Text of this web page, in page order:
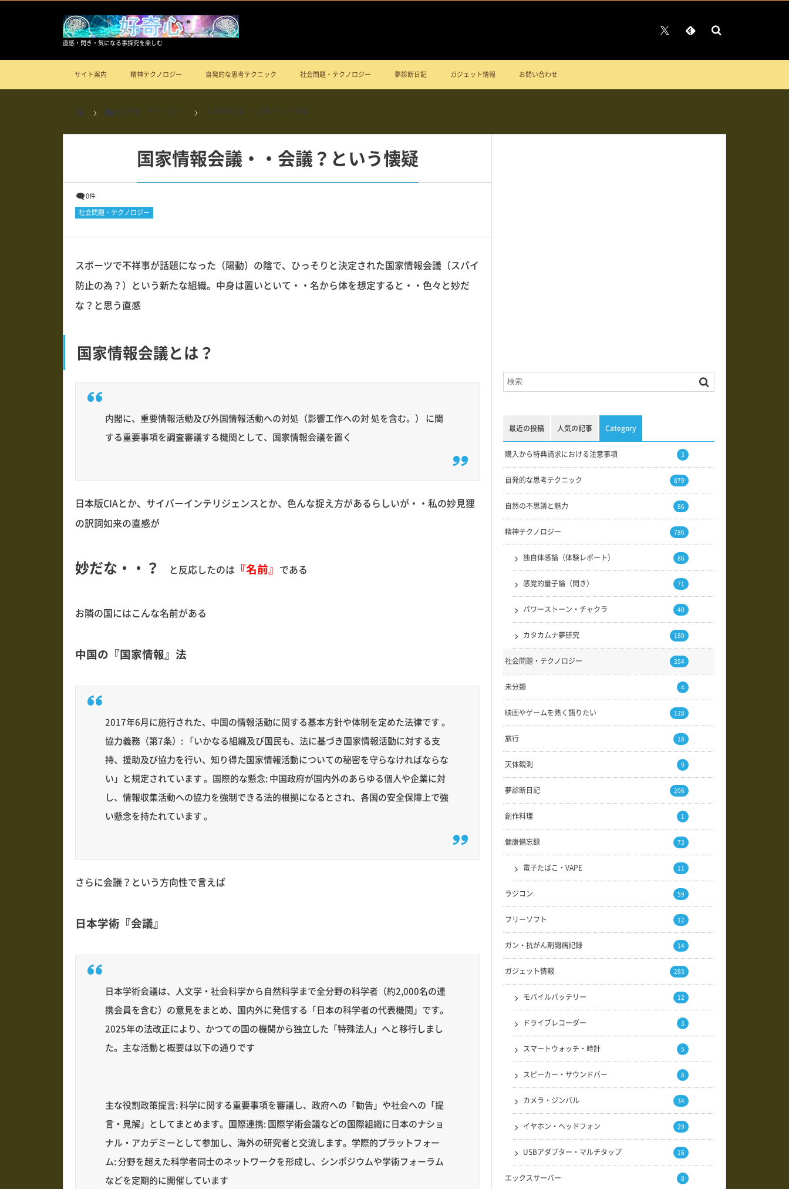
直感・閃き・気になる事探究を楽しむ
サイト案内 精神テクノロジー 自発的な思考テクニック 社会問題・テクノロジー 夢診断日記 ガジェット情報 お問い合わせ
社会問題・テクノロジー 国家情報会議・・会議？という懐疑
国家情報会議・・会議？という懐疑
0件
社会問題・テクノロジー
スポーツで不祥事が話題になった（陽動）の陰で、ひっそりと決定された国家情報会議（スパイ
防止の為？）という新たな組織。中身は置いといて・・名から体を想定すると・・色々と妙だ
な？と思う直感
国家情報会議とは？
内閣に、重要情報活動及び外国情報活動への対処（影響工作への対 処を含む。） に関
する重要事項を調査審議する機関として、国家情報会議を置く
日本版CIAとか、サイバーインテリジェンスとか、色んな捉え方があるらしいが・・私の妙見狸
の訳詞如来の直感が
妙だな・・？ と反応したのは 『名前』 である
お隣の国にはこんな名前がある
中国の『国家情報』法
2017年6月に施行された、中国の情報活動に関する基本方針や体制を定めた法律です 。
協力義務（第7条）: 「いかなる組織及び国民も、法に基づき国家情報活動に対する支
持、援助及び協力を行い、知り得た国家情報活動についての秘密を守らなければならな
い」と規定されています 。国際的な懸念: 中国政府が国内外のあらゆる個人や企業に対
し、情報収集活動への協力を強制できる法的根拠になるとされ、各国の安全保障上で強
い懸念を持たれています 。
さらに会議？という方向性で言えば
日本学術『会議』
日本学術会議は、人文学・社会科学から自然科学まで全分野の科学者（約2,000名の連
携会員を含む）の意見をまとめ、国内外に発信する「日本の科学者の代表機関」です。
2025年の法改正により、かつての国の機関から独立した「特殊法人」へと移行しまし
た。主な活動と概要は以下の通りです
主な役割政策提言: 科学に関する重要事項を審議し、政府への「勧告」や社会への「提
言・見解」としてまとめます。国際連携: 国際学術会議などの国際組織に日本のナショ
ナル・アカデミーとして参加し、海外の研究者と交流します。学際的プラットフォー
ム: 分野を超えた科学者同士のネットワークを形成し、シンポジウムや学術フォーラム
などを定期的に開催しています
最近の投稿 人気の記事 Category
購入から特典請求における注意事項 3
自発的な思考テクニック 879
自然の不思議と魅力 86
精神テクノロジー 786
独自体感論（体験レポート） 86
感覚的量子論（閃き） 71
パワーストーン・チャクラ 40
カタカムナ夢研究 180
社会問題・テクノロジー 354
未分類 4
映画やゲームを熱く語りたい 128
旅行 18
天体観測 9
夢診断日記 206
創作料理 1
健康備忘録 73
電子たばこ・VAPE 11
ラジコン 59
フリーソフト 12
ガン・抗がん剤闘病記録 14
ガジェット情報 283
モバイルバッテリー 12
ドライブレコーダー 3
スマートウォッチ・時計 5
スピーカー・サウンドバー 8
カメラ・ジンバル 34
イヤホン・ヘッドフォン 29
USBアダプター・マルチタップ 16
エックスサーバー 8